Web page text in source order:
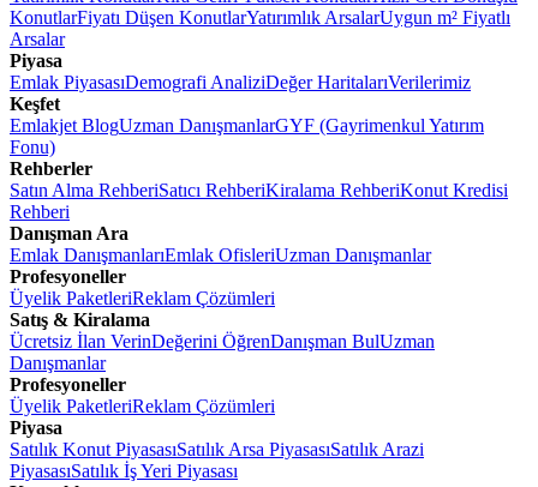
KonutlarFiyatı Düşen KonutlarYatırımlık ArsalarUygun m² Fiyatlı
Arsalar
Piyasa
Emlak PiyasasıDemografi AnaliziDeğer HaritalarıVerilerimiz
Keşfet
Emlakjet BlogUzman DanışmanlarGYF (Gayrimenkul Yatırım
Fonu)
Rehberler
Satın Alma RehberiSatıcı RehberiKiralama RehberiKonut Kredisi
Rehberi
Danışman Ara
Emlak DanışmanlarıEmlak OfisleriUzman Danışmanlar
Profesyoneller
Üyelik PaketleriReklam Çözümleri
Satış & Kiralama
Ücretsiz İlan VerinDeğerini ÖğrenDanışman BulUzman
Danışmanlar
Profesyoneller
Üyelik PaketleriReklam Çözümleri
Piyasa
Satılık Konut PiyasasıSatılık Arsa PiyasasıSatılık Arazi
PiyasasıSatılık İş Yeri Piyasası